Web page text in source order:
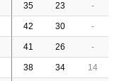
35 23 -
42 30 -
41 26 -
38 34 14